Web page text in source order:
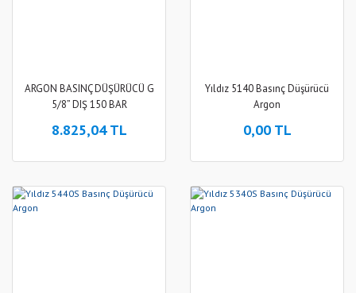
ARGON BASINÇ DÜŞÜRÜCÜ G
5/8” DIŞ 150 BAR
8.825,04 TL
Yıldız 5140 Basınç Düşürücü
Argon
0,00 TL